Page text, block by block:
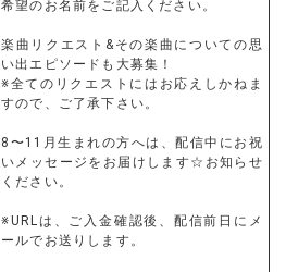
希望のお名前をご記入ください。
楽曲リクエスト&その楽曲についての思
い出エピソードも大募集！
※全てのリクエストにはお応えしかねま
すので、ご了承下さい。
8〜11月生まれの方へは、配信中にお祝
いメッセージをお届けします☆お知らせ
ください。
※URLは、ご入金確認後、配信前日にメ
ールでお送りします。